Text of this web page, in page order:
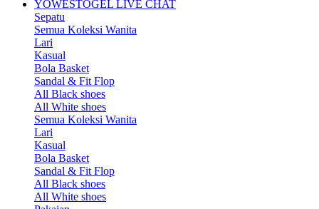
YOWESTOGEL LIVE CHAT
Sepatu
Semua Koleksi Wanita
Lari
Kasual
Bola Basket
Sandal & Fit Flop
All Black shoes
All White shoes
Semua Koleksi Wanita
Lari
Kasual
Bola Basket
Sandal & Fit Flop
All Black shoes
All White shoes